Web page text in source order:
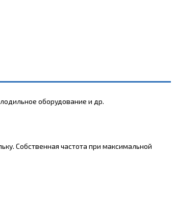
оборудование и др.
Собственная частота при максимальной